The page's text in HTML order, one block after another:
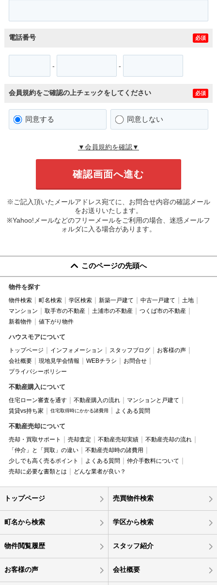
電話番号 必須
- -
会員規約をご確認の上チェックをしてください 必須
同意する 同意しない
▼会員規約を確認▼
※ご記入頂いたメールアドレス宛てに、お問合せ内容の確認メール
をお送りいたします。
※Yahoo!メールなどのフリーメールをご利用の場合、迷惑メールフ
ォルダに入る場合があります。
このページの先頭へ
物件を探す
物件検索 町名検索 学区検索 新築一戸建て 中古一戸建て
土地
マンション
取手市の不動産 土浦市の不動産
つくば市の不動産
新着物件
値下がり物件
ハウスモアについて
トップページ インフォメーション スタッフブログ
お客様の声
会社概要
現地見学会情報 WEBチラシ
お問合せ
プライバシーポリシー
不動産購入について
住宅ローン審査を通す 不動産購入の流れ
マンションと戸建て
賃貸vs持ち家
住宅取得時にかかる諸費用 よくある質問
不動産売却について
売却・買取サポート 売却査定 不動産売却実績
不動産売却の流れ
「仲介」と「買取」の違い
不動産売却時の諸費用
少しでも高く売るポイント
よくある質問
仲介手数料について
売却に必要な書類とは
どんな業者が良い？
トップページ 売買物件検索
町名から検索 学区から検索
物件閲覧履歴 スタッフ紹介
お客様の声 会社概要